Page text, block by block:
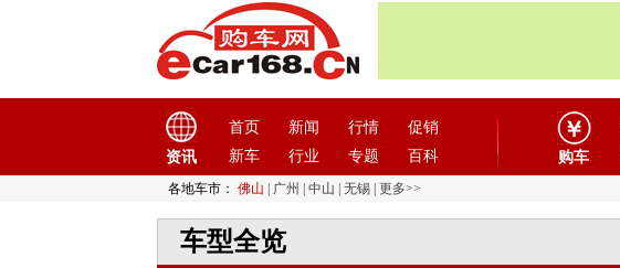
资讯
首页 新闻 行情
促销
新车
行业 专题 百科 购车
各地车市： 佛山 广州 中山 无锡 更多>>
车型全览
东风奕派(1)
东南 (12)
F
方程豹
(1)
飞凡汽车(1)
菲亚特(9)
枫叶汽车 (2)
福迪(4)